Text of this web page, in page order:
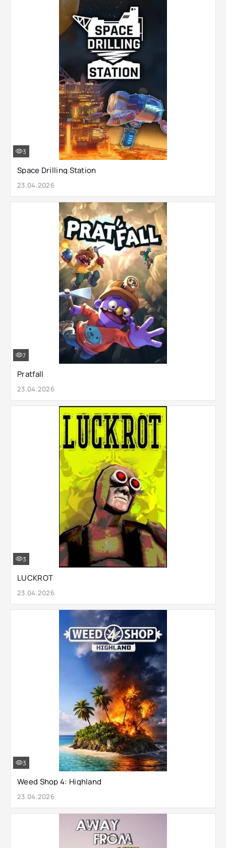
Space Drilling Station
23.04.2026
3
Pratfall
23.04.2026
7
LUCKROT
23.04.2026
3
Weed Shop 4: Highland
23.04.2026
3